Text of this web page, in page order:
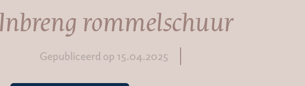
Inbreng rommelschuur
Gepubliceerd op 15.04.2025